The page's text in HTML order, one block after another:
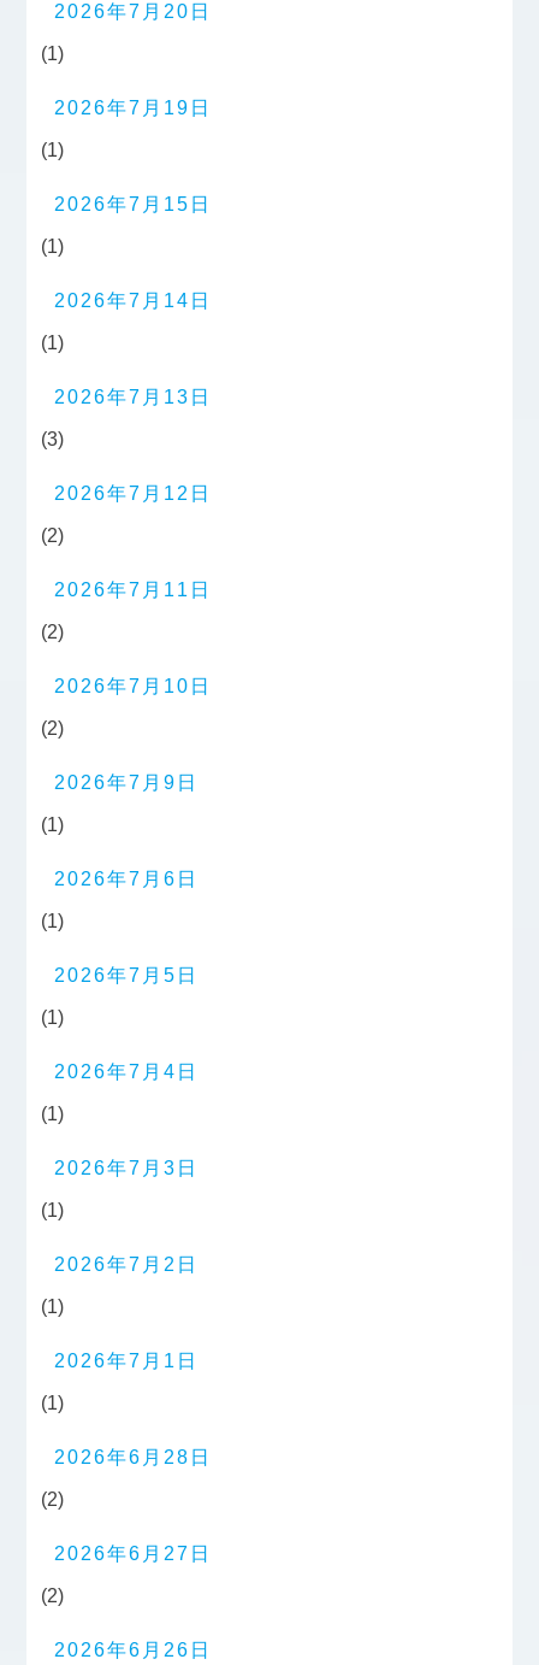
2026年7月20日
(1)
2026年7月19日
(1)
2026年7月15日
(1)
2026年7月14日
(1)
2026年7月13日
(3)
2026年7月12日
(2)
2026年7月11日
(2)
2026年7月10日
(2)
2026年7月9日
(1)
2026年7月6日
(1)
2026年7月5日
(1)
2026年7月4日
(1)
2026年7月3日
(1)
2026年7月2日
(1)
2026年7月1日
(1)
2026年6月28日
(2)
2026年6月27日
(2)
2026年6月26日